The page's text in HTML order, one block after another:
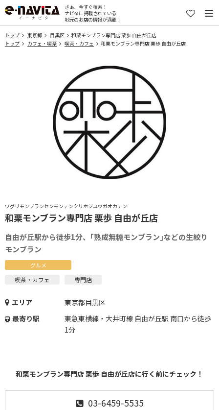
さぁ、今すぐ検索！
ナビタに掲載されている
地元のお店の情報が満載！
トップ 東京都 目黒区
和栗モンブラン専門店 栗歩 自由が丘店
トップ
カフェ・喫茶 喫茶・カフェ 和栗モンブラン専門店 栗歩 自由が丘店
ワグリモンブランセンモンテンクリホジユウガオカテン
和栗モンブラン専門店 栗歩 自由が丘店
自由が丘駅から徒歩1分、｢熟成無糖モンブラン｣などの生絞り
モンブラン
グルメ
喫茶・カフェ 専門店
エリア
東京都目黒区
最寄り駅
東急東横線・大井町線 自由が丘駅 南口から徒歩
1分
和栗モンブラン専門店 栗歩 自由が丘店に行く前にチェック！
03-6459-5535